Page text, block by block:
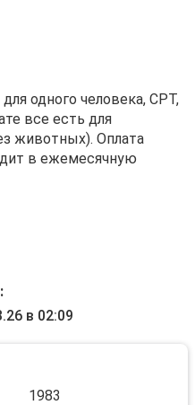
одного человека, СРТ,
все есть для
животных). Оплата
в ежемесячную
в 02:09
1983